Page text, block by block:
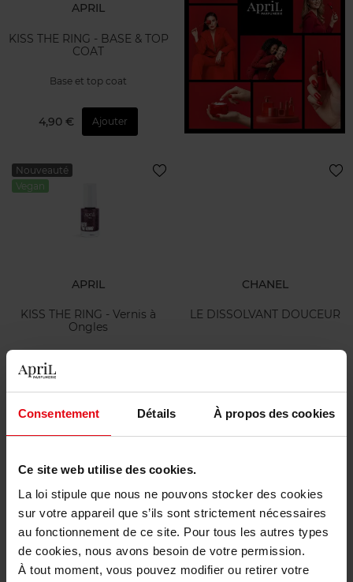
Consentement Détails À propos des cookies
Ce site web utilise des cookies.
La loi stipule que nous ne pouvons stocker des cookies
sur votre appareil que s’ils sont strictement nécessaires
au fonctionnement de ce site. Pour tous les autres types
de cookies, nous avons besoin de votre permission.
À tout moment, vous pouvez modifier ou retirer votre
APRIL
KISS THE RING - BASE & TOP
COAT
Base et top coat
4,90 € Ajouter
Nouveauté
Vegan
APRIL
KISS THE RING - Vernis à
Ongles
4,90 €
CHANEL
LE DISSOLVANT DOUCEUR
28,50 €
CLOSE CLOSE